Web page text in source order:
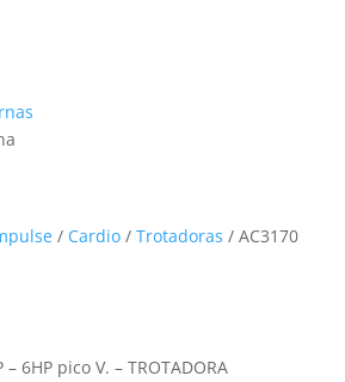
/ Cardio/ Trotadoras / AC3170
– 6HP pico V. – TROTADORA